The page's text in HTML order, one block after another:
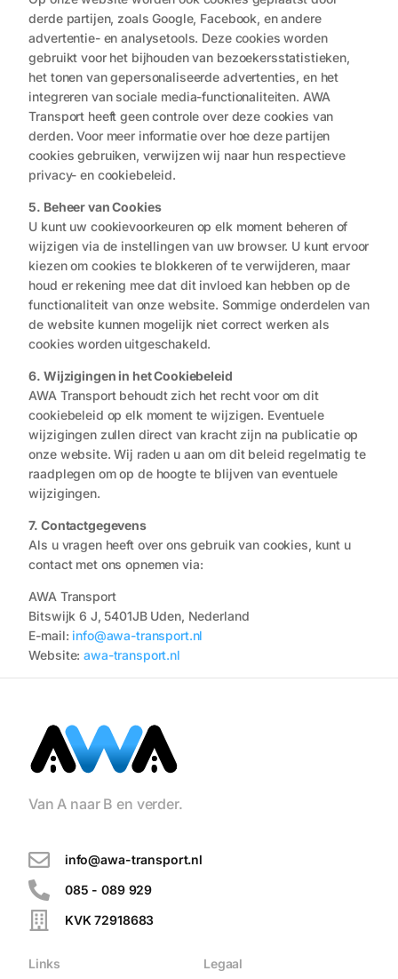
derde partijen, zoals Google, Facebook, en andere
advertentie- en analysetools. Deze cookies worden
gebruikt voor het bijhouden van bezoekersstatistieken,
het tonen van gepersonaliseerde advertenties, en het
integreren van sociale media-functionaliteiten. AWA
Transport heeft geen controle over deze cookies van
derden. Voor meer informatie over hoe deze partijen
cookies gebruiken, verwijzen wij naar hun respectieve
privacy- en cookiebeleid.
5. Beheer van Cookies
U kunt uw cookievoorkeuren op elk moment beheren of
wijzigen via de instellingen van uw browser. U kunt ervoor
kiezen om cookies te blokkeren of te verwijderen, maar
houd er rekening mee dat dit invloed kan hebben op de
functionaliteit van onze website. Sommige onderdelen van
de website kunnen mogelijk niet correct werken als
cookies worden uitgeschakeld.
6. Wijzigingen in het Cookiebeleid
AWA Transport behoudt zich het recht voor om dit
cookiebeleid op elk moment te wijzigen. Eventuele
wijzigingen zullen direct van kracht zijn na publicatie op
onze website. Wij raden u aan om dit beleid regelmatig te
raadplegen om op de hoogte te blijven van eventuele
wijzigingen.
7. Contactgegevens
Als u vragen heeft over ons gebruik van cookies, kunt u
contact met ons opnemen via:
AWA Transport
Bitswijk 6 J, 5401JB Uden, Nederland
E-mail: info@awa-transport.nl
Website:awa-transport.nl
Van A naar B en verder.
info@awa-transport.nl
085 - 089 929
KVK 72918683
Links Legaal